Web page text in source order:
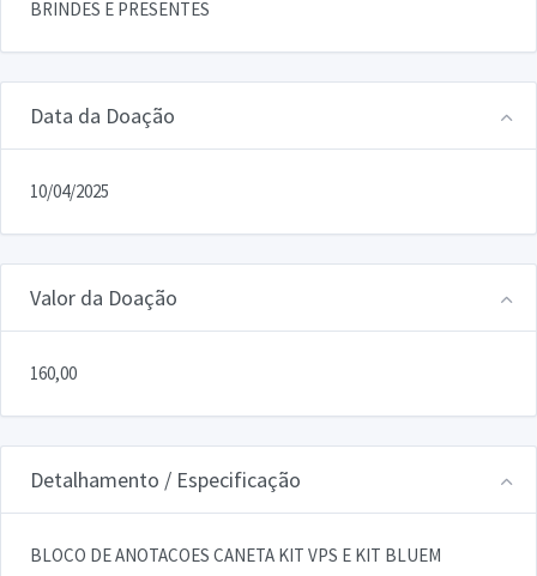
BRINDES E PRESENTES
Data da Doação
10/04/2025
Valor da Doação
160,00
Detalhamento / Especificação
BLOCO DE ANOTACOES CANETA KIT VPS E KIT BLUEM